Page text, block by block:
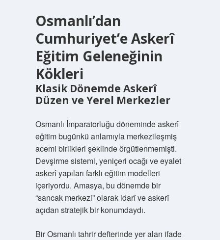
Osmanlı’dan
Cumhuriyet’e Askerî
Eğitim Geleneğinin
Kökleri
Klasik Dönemde Askerî
Düzen ve Yerel Merkezler
Osmanlı İmparatorluğu döneminde askerî
eğitim bugünkü anlamıyla merkezileşmiş
acemi birlikleri şeklinde örgütlenmemişti.
Devşirme sistemi, yeniçeri ocağı ve eyalet
askerî yapıları farklı eğitim modelleri
içeriyordu. Amasya, bu dönemde bir
“sancak merkezi” olarak idarî ve askerî
açıdan stratejik bir konumdaydı.
Bir Osmanlı tahrir defterinde yer alan ifade